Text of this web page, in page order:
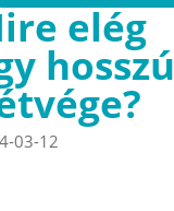
elég
hosszú
03-12